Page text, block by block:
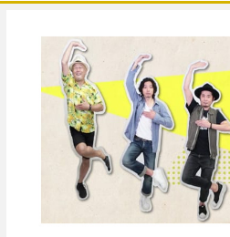
ゲーム・アプリ
映画
グッズ
声優
舞台
特集一覧
インタビュー
ラキりす
連載マンガ
連載マンガ一覧
番組・動画
番組・動画一覧
動画
連載・ブログ
連載・ブログ一覧
編集部ブログ・お知らせ